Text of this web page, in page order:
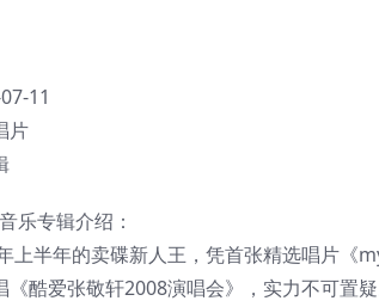
11
片
乐专辑介绍：
上半年的卖碟新人王，凭首张精选唱片《
《酷爱张敬轩2008演唱会》，实力不可置